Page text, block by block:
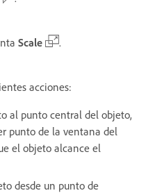
Scale .
acciones:
al punto central del objeto,
punto de la ventana del
el objeto alcance el
desde un punto de